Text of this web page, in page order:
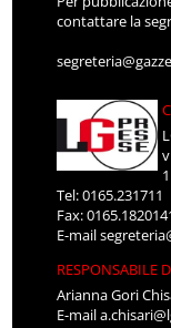
contattare la
Tel: 0165.231711
Fax:
E-mail
RESPONSABILE
Arianna Gori
E-mail